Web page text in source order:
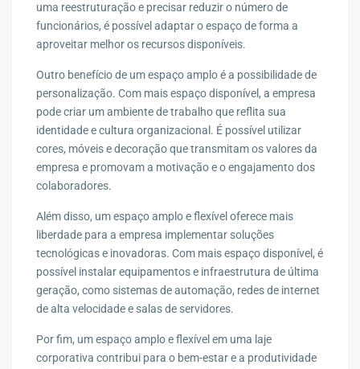
uma reestruturação e precisar reduzir o número de
funcionários, é possível adaptar o espaço de forma a
aproveitar melhor os recursos disponíveis.
Outro benefício de um espaço amplo é a possibilidade de
personalização. Com mais espaço disponível, a empresa
pode criar um ambiente de trabalho que reflita sua
identidade e cultura organizacional. É possível utilizar
cores, móveis e decoração que transmitam os valores da
empresa e promovam a motivação e o engajamento dos
colaboradores.
Além disso, um espaço amplo e flexível oferece mais
liberdade para a empresa implementar soluções
tecnológicas e inovadoras. Com mais espaço disponível, é
possível instalar equipamentos e infraestrutura de última
geração, como sistemas de automação, redes de internet
de alta velocidade e salas de servidores.
Por fim, um espaço amplo e flexível em uma laje
corporativa contribui para o bem-estar e a produtividade